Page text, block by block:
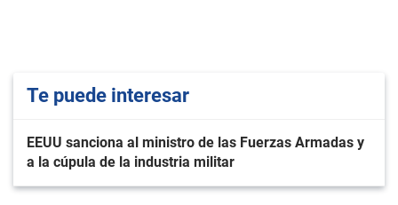
Te puede interesar
EEUU sanciona al ministro de las Fuerzas Armadas y
a la cúpula de la industria militar